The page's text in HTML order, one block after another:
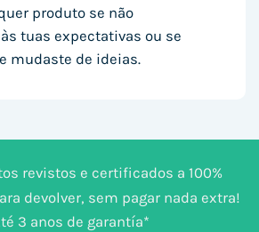
produto se não
tuas expectativas ou se
mudaste de ideias.
revistos e certificados a 100%
devolver, sem pagar nada extra!
3 anos de garantía*